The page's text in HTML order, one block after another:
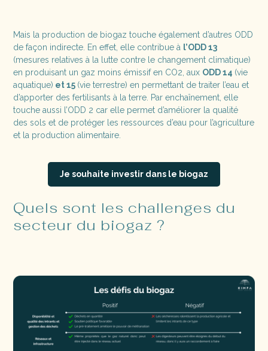
Mais la production de biogaz touche également d’autres ODD
de façon indirecte. En effet, elle contribue à l’ODD 13
(mesures relatives à la lutte contre le changement climatique)
en produisant un gaz moins émissif en CO2, aux ODD 14 (vie
aquatique) et 15 (vie terrestre) en permettant de traiter l’eau et
d’apporter des fertilisants à la terre. Par enchaînement, elle
touche aussi l’ODD 2 car elle permet d’améliorer la qualité
des sols et de protéger les ressources d’eau pour l’agriculture
et la production alimentaire.
Je souhaite investir dans le biogaz
Quels sont les challenges du
secteur du biogaz ?